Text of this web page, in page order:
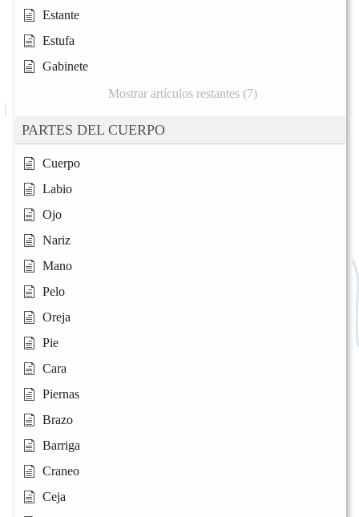
Estante
Estufa
Gabinete
Mostrar artículos restantes (7)
PARTES DEL CUERPO
Cuerpo
Labio
Ojo
Nariz
Mano
Pelo
Oreja
Pie
Cara
Piernas
Brazo
Barriga
Craneo
Ceja